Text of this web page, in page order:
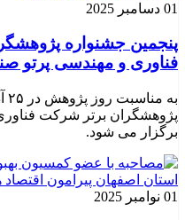
01 دسامبر 2025
پنجمین جشنواره
فناوری و مهندسی پرتو
پژوهشگران برتر شرکت
برگزار می شود.
01 نوامبر 2025